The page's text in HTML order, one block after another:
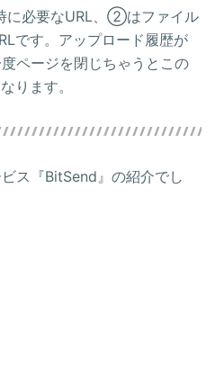
必要なURL、②はファイル
です。アップロード履歴が
ページを閉じちゃうとこの
ります。
ス『BitSend』の紹介でし